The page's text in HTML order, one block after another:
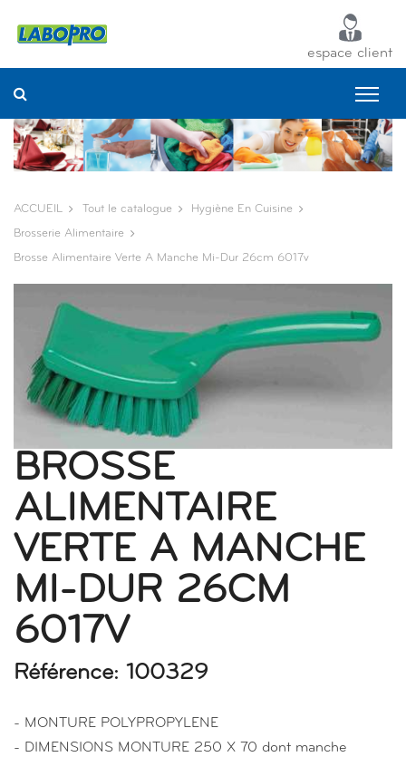
espace client
ACCUEIL Tout le catalogue Hygiène En Cuisine
Brosserie Alimentaire
Brosse Alimentaire Verte A Manche Mi-Dur 26cm 6017v
BROSSE
ALIMENTAIRE
VERTE A MANCHE
MI-DUR 26CM
6017V
Référence: 100329
- MONTURE POLYPROPYLENE
- DIMENSIONS MONTURE 250 X 70 dont manche